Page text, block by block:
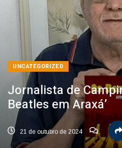
UNCATEGORIZED
Jornalista de
Beatles em Araxá’
21 de outubro de 2024